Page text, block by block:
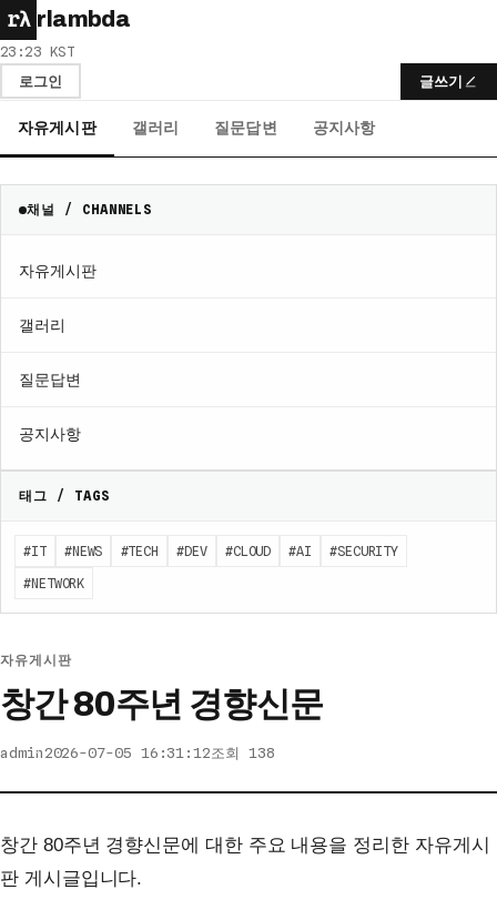
rλ rlambda
23:23 KST
로그인
글쓰기
자유게시판 갤러리 질문답변 공지사항
채널 / CHANNELS
자유게시판
갤러리
질문답변
공지사항
태그 / TAGS
#IT #NEWS #TECH #DEV #CLOUD #AI #SECURITY
#NETWORK
자유게시판
창간 80주년 경향신문
admin 2026-07-05 16:31:12조회 138
창간 80주년 경향신문에 대한 주요 내용을 정리한 자유게시
판 게시글입니다.